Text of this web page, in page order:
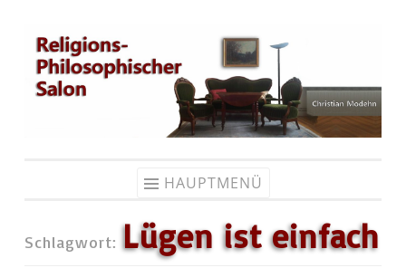
Zum
Inhalt
springen
HAUPTMENÜ
Schlagwort: Lügen ist einfach